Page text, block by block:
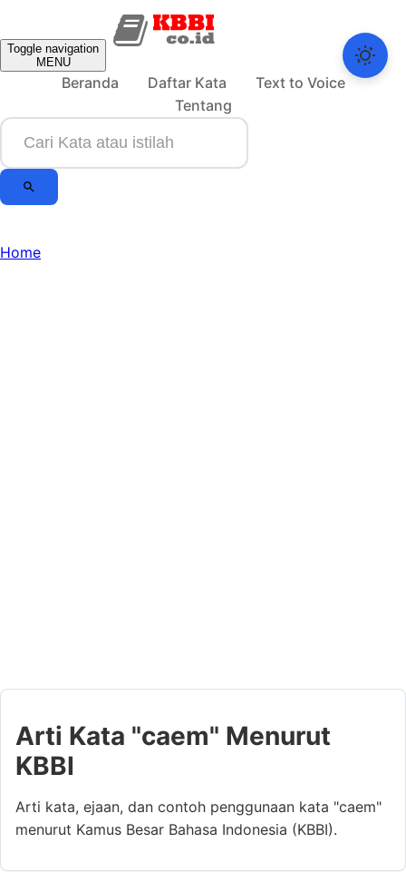
Toggle navigation
MENU
Beranda Daftar Kata
Text to Voice
Tentang
Home
Arti Kata "caem" Menurut
KBBI
Arti kata, ejaan, dan contoh penggunaan kata "caem"
menurut Kamus Besar Bahasa Indonesia (KBBI).